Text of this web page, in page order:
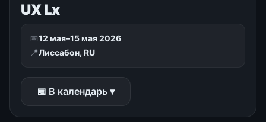
UX Lx
📅12 мая–15 мая 2026
📍Лиссабон, RU
📅 В календарь ▾